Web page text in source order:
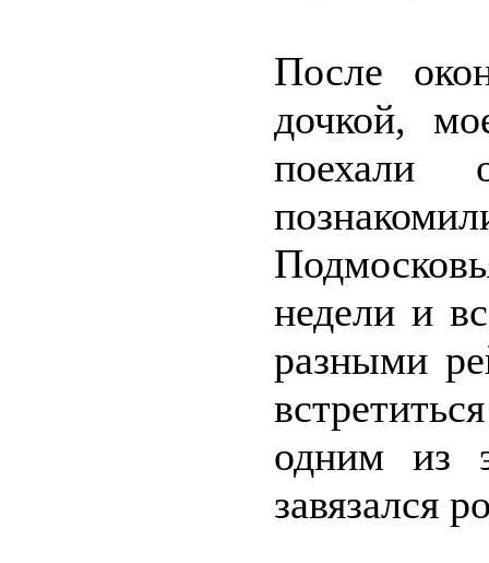
После
дочкой,
поехали
недели и
разными
одним из
завязался